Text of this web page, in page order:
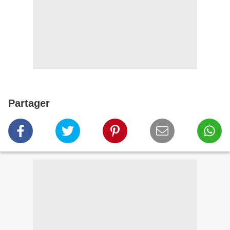
Partager